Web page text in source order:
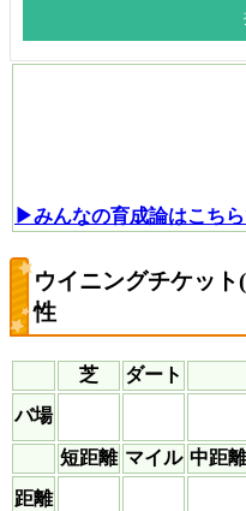
▶みんなの育成論はこちら
ウイニングチケッ
性
芝
ダート
バ場
短距離 マイル 中距離
距離